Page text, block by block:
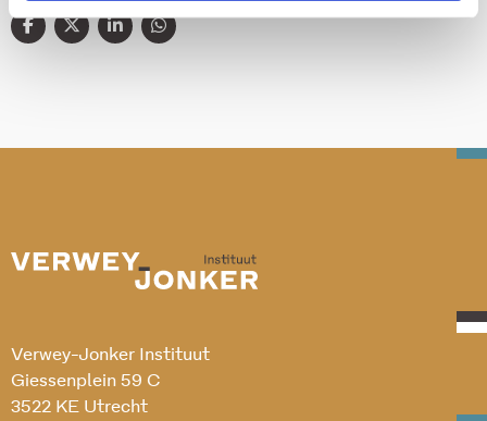
Verwey-Jonker Instituut
Giessenplein 59 C
3522 KE Utrecht